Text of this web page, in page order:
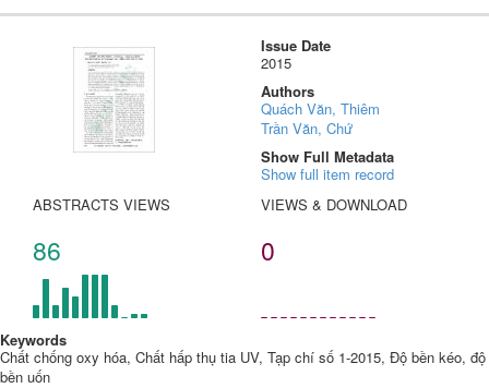
Issue Date
2015
Authors
Quách Văn, Thiêm
Trần Văn, Chứ
Show Full Metadata
Show full item record
ABSTRACTS VIEWS
86
VIEWS & DOWNLOAD
0
Keywords
Chất chống oxy hóa, Chất hấp thụ tia UV, Tạp chí số 1-2015, Độ bền kéo, độ
bền uốn